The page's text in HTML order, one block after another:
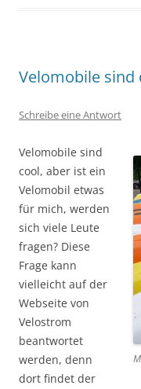
Velomobile sind
Schreibe eine Antwort
Velomobile sind
cool, aber ist ein
Velomobil etwas
für mich, werden
sich viele Leute
fragen? Diese
Frage kann
vielleicht auf der
Webseite von
Velostrom
beantwortet
werden, denn
dort findet der